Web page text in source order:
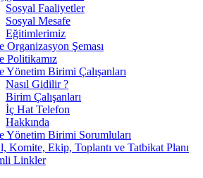
Sosyal Faaliyetler
Sosyal Mesafe
Eğitimlerimiz
Organizasyon Şeması
Politikamız
Yönetim Birimi Çalışanları
Nasıl Gidilir ?
Birim Çalışanları
İç Hat Telefon
Hakkında
Yönetim Birimi Sorumluları
Komite, Ekip, Toplantı ve Tatbikat Planı
Linkler